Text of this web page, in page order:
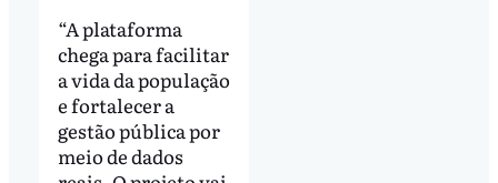
“A plataforma
chega para facilitar
a vida da população
e fortalecer a
gestão pública por
meio de dados